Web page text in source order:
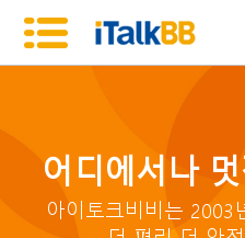
어디에서나
아이토크비비는 2003